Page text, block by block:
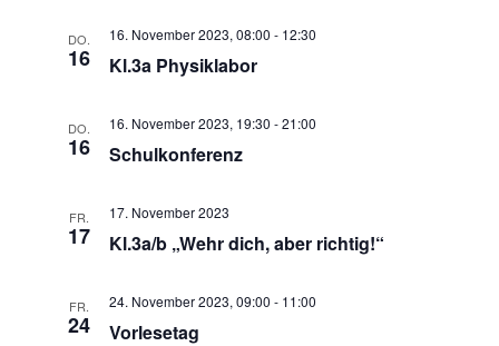
DO.
16 Kl.3a Physiklabor
16. November 2023, 08:00 - 12:30
DO.
16 Schulkonferenz
16. November 2023, 19:30 -21:00
FR.
17 Kl.3a/b „Wehr dich, aber richtig!“
17. November 2023
FR.
24 Vorlesetag
24. November 2023, 09:00 - 11:00